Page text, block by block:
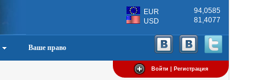
EUR
94,0585
USD
81,4077
Ваше право
Войти | Регистрация